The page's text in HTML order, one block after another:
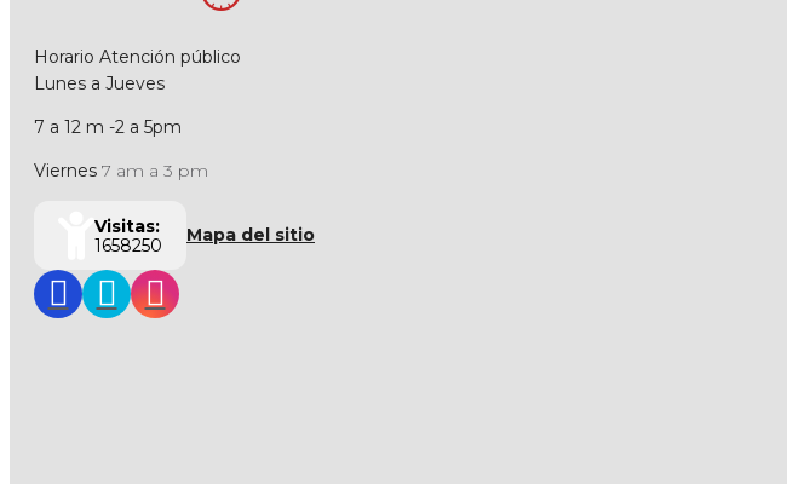
Horario Atención público
Lunes a Jueves
7 a 12 m -2 a 5pm
Viernes 7 am a 3 pm
Visitas:
1658250
Mapa del sitio